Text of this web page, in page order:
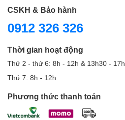
CSKH & Bảo hành
0912 326 326
Thời gian hoạt động
Thứ 2 - thứ 6: 8h - 12h & 13h30 - 17h
Thứ 7: 8h - 12h
Phương thức thanh toán